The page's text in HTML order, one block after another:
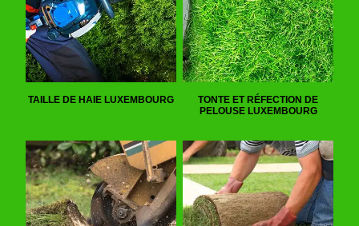
TAILLE DE HAIE LUXEMBOURG
TONTE ET RÉFECTION DE
PELOUSE LUXEMBOURG